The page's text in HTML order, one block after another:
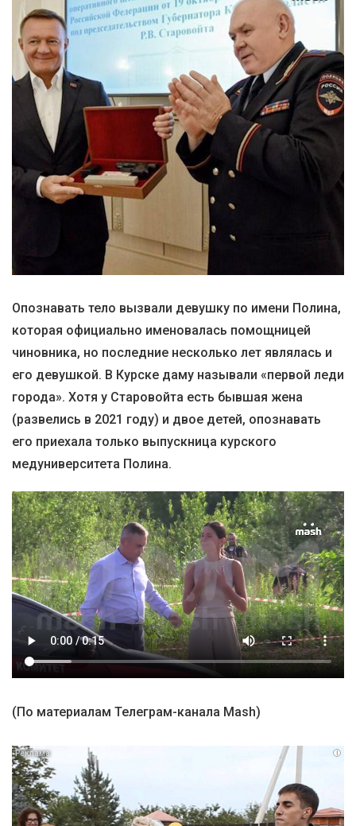
Опознавать тело вызвали девушку по имени Полина,
которая официально именовалась помощницей
чиновника, но последние несколько лет являлась и
его девушкой. В Курске даму называли «первой леди
города». Хотя у Старовойта есть бывшая жена
(развелись в 2021 году) и двое детей, опознавать
его приехала только выпускница курского
медуниверситета Полина.
(По материалам Телеграм-канала Mash)
i